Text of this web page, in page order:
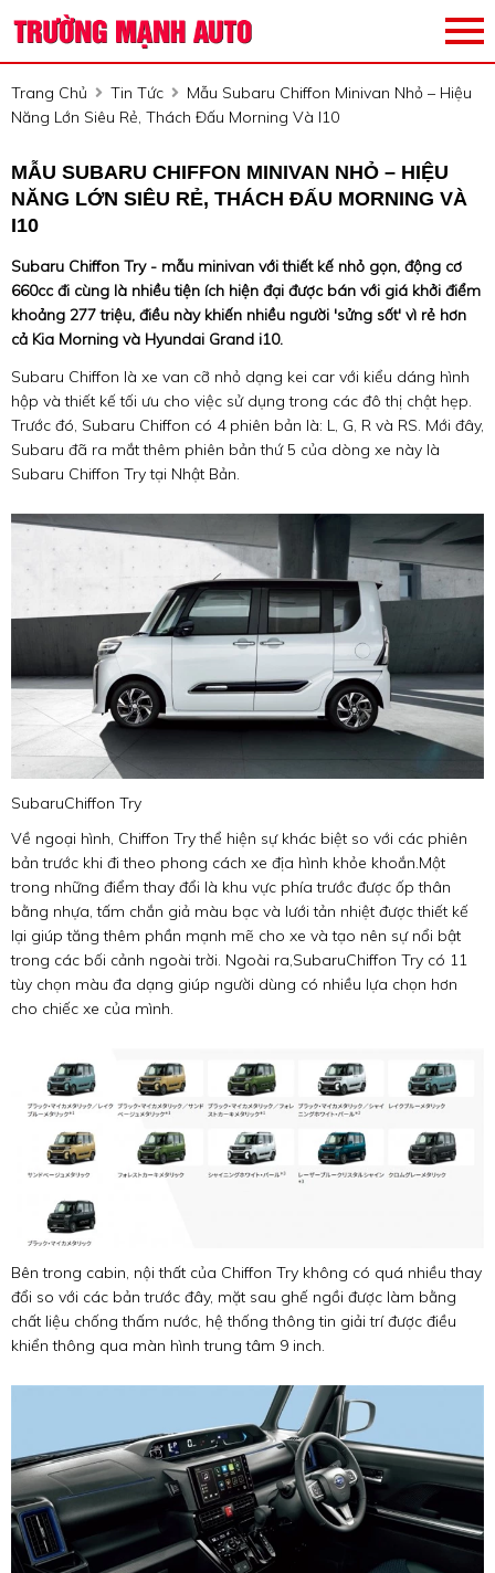
Trang Chủ Tin Tức
Mẫu Subaru Chiffon Minivan Nhỏ – Hiệu
Năng Lớn Siêu Rẻ, Thách Đấu Morning Và I10
MẪU SUBARU CHIFFON MINIVAN NHỎ – HIỆU
NĂNG LỚN SIÊU RẺ, THÁCH ĐẤU MORNING VÀ
I10
Subaru Chiffon Try - mẫu minivan với thiết kế nhỏ gọn, động cơ
660cc đi cùng là nhiều tiện ích hiện đại được bán với giá khởi điểm
khoảng 277 triệu, điều này khiến nhiều người 'sửng sốt' vì rẻ hơn
cả Kia Morning và Hyundai Grand i10.
Subaru Chiffon là xe van cỡ nhỏ dạng kei car với kiểu dáng hình
hộp và thiết kế tối ưu cho việc sử dụng trong các đô thị chật hẹp.
Trước đó, Subaru Chiffon có 4 phiên bản là: L, G, R và RS. Mới đây,
Subaru đã ra mắt thêm phiên bản thứ 5 của dòng xe này là
Subaru Chiffon Try tại Nhật Bản.
SubaruChiffon Try
Về ngoại hình, Chiffon Try thể hiện sự khác biệt so với các phiên
bản trước khi đi theo phong cách xe địa hình khỏe khoắn.Một
trong những điểm thay đổi là khu vực phía trước được ốp thân
bằng nhựa, tấm chắn giả màu bạc và lưới tản nhiệt được thiết kế
lại giúp tăng thêm phần mạnh mẽ cho xe và tạo nên sự nổi bật
trong các bối cảnh ngoài trời. Ngoài ra,SubaruChiffon Try có 11
tùy chọn màu đa dạng giúp người dùng có nhiều lựa chọn hơn
cho chiếc xe của mình.
Bên trong cabin, nội thất của Chiffon Try không có quá nhiều thay
đổi so với các bản trước đây, mặt sau ghế ngồi được làm bằng
chất liệu chống thấm nước, hệ thống thông tin giải trí được điều
khiển thông qua màn hình trung tâm 9 inch.